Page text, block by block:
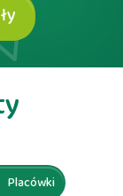
Placówki